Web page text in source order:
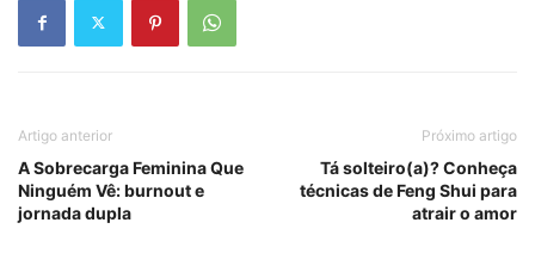
Artigo anterior
A Sobrecarga Feminina Que
Ninguém Vê: burnout e
jornada dupla
Próximo artigo
Tá solteiro(a)? Conheça
técnicas de Feng Shui para
atrair o amor